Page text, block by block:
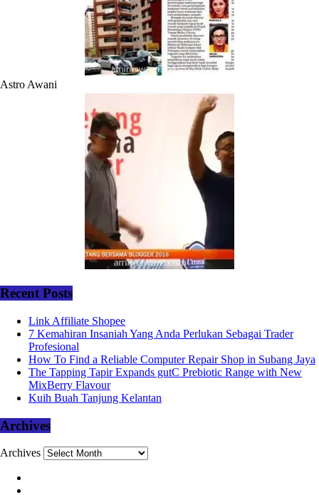
Astro Awani
Recent Posts
Link Affiliate Shopee
7 Kemahiran Insaniah Yang Anda Perlukan Sebagai Trader
Profesional
How To Find a Reliable Computer Repair Shop in Subang Jaya
The Tapping Tapir Expands gutC Prebiotic Range with New
MixBerry Flavour
Kuih Buah Tanjung Kelantan
Archives
Archives